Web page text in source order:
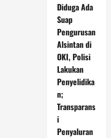
Diduga Ada
Suap
Pengurusan
Alsintan di
OKI, Polisi
Lakukan
Penyelidika
n;
Transparans
i
Penyaluran